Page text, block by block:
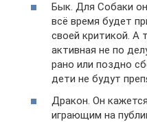
Бык. Для Собаки
всё время будет
своей критикой. А
активная не по
рано или поздно
дети не будут
Дракон. Он
играющим на